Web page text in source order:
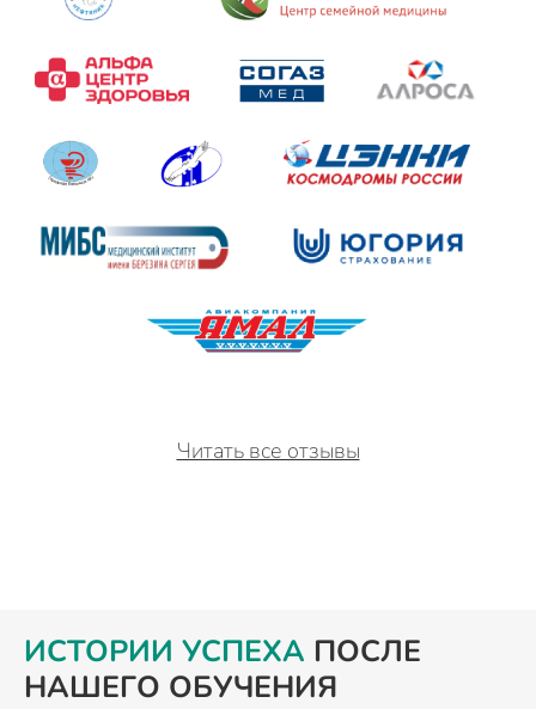
Читать все отзывы
ИСТОРИИ УСПЕХА ПОСЛЕ
НАШЕГО ОБУЧЕНИЯ